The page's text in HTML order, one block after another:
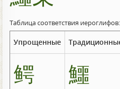
Таблица соответствия иероглифов:
Упрощенные
鳄 鱷